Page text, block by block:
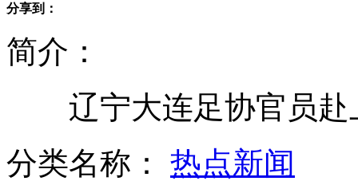
9岁男孩过马路被卷奔驰车下丧命
分享到：
简介：
辽宁大连足协官员赴
分类名称： 热点新闻